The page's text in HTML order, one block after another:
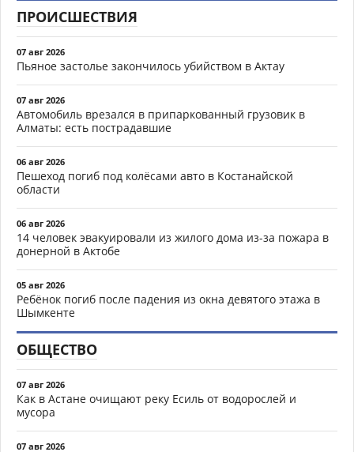
ПРОИСШЕСТВИЯ
07 авг 2026
Пьяное застолье закончилось убийством в Актау
07 авг 2026
Автомобиль врезался в припаркованный грузовик в
Алматы: есть пострадавшие
06 авг 2026
Пешеход погиб под колёсами авто в Костанайской
области
06 авг 2026
14 человек эвакуировали из жилого дома из-за пожара в
донерной в Актобе
05 авг 2026
Ребёнок погиб после падения из окна девятого этажа в
Шымкенте
ОБЩЕСТВО
07 авг 2026
Как в Астане очищают реку Есиль от водорослей и
мусора
07 авг 2026